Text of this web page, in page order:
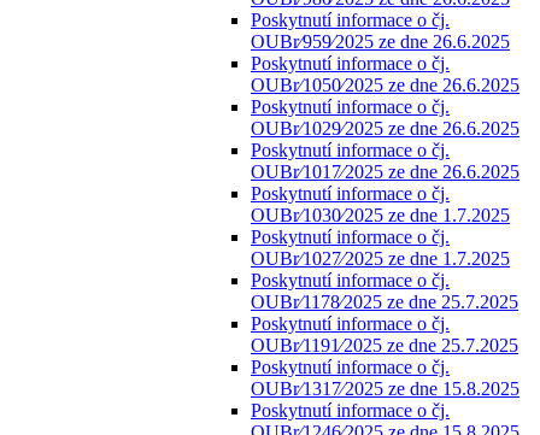
Poskytnutí informace o čj.
OUBr⁄959⁄2025 ze dne 26.6.2025
Poskytnutí informace o čj.
OUBr⁄1050⁄2025 ze dne 26.6.2025
Poskytnutí informace o čj.
OUBr⁄1029⁄2025 ze dne 26.6.2025
Poskytnutí informace o čj.
OUBr⁄1017⁄2025 ze dne 26.6.2025
Poskytnutí informace o čj.
OUBr⁄1030⁄2025 ze dne 1.7.2025
Poskytnutí informace o čj.
OUBr⁄1027⁄2025 ze dne 1.7.2025
Poskytnutí informace o čj.
OUBr⁄1178⁄2025 ze dne 25.7.2025
Poskytnutí informace o čj.
OUBr⁄1191⁄2025 ze dne 25.7.2025
Poskytnutí informace o čj.
OUBr⁄1317⁄2025 ze dne 15.8.2025
Poskytnutí informace o čj.